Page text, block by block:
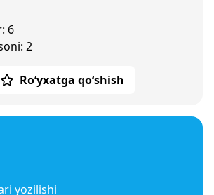
6
2
Ro‘yxatga qo‘shish
yozilishi